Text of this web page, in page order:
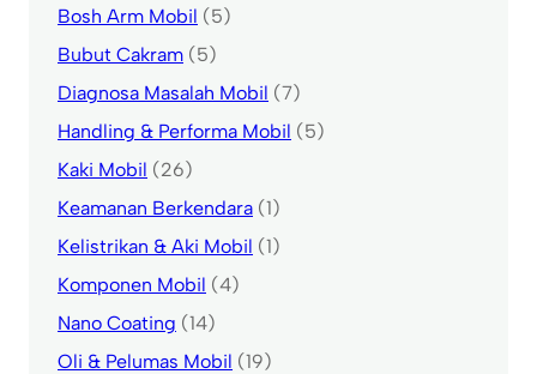
Bosh Arm Mobil (5)
Bubut Cakram (5)
Diagnosa Masalah Mobil (7)
Handling & Performa Mobil (5)
Kaki Mobil (26)
Keamanan Berkendara (1)
Kelistrikan & Aki Mobil (1)
Komponen Mobil (4)
Nano Coating (14)
Oli & Pelumas Mobil (19)